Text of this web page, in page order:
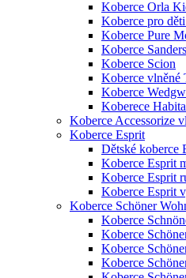
Koberce Orla
Koberce pro
Koberce Pure
Koberce
Koberce Scion
Koberce vlněné
Koberce
Koberece
Koberce Accessorize
Koberce Esprit
Dětské koberce
Koberce Esprit
Koberce Esprit
Koberce Esprit
Koberce Schöner
Koberce
Koberce
Koberce
Koberce